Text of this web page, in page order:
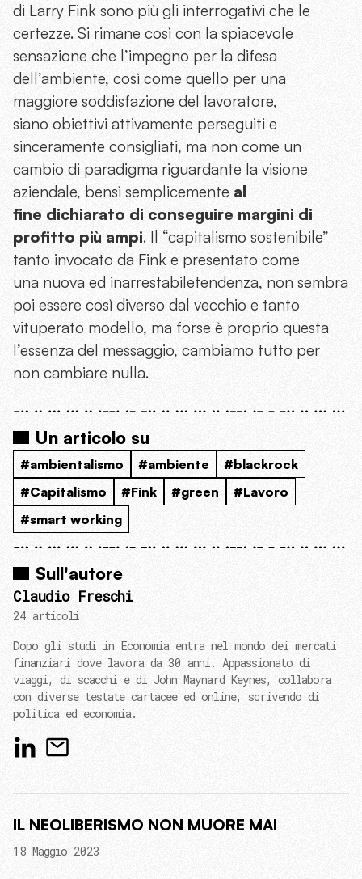
di Larry Fink sono più gli interrogativi che le
certezze. Si rimane così con la spiacevole
sensazione che l’impegno per la difesa
dell’ambiente, così come quello per una
maggiore soddisfazione del lavoratore,
siano obiettivi attivamente perseguiti e
sinceramente consigliati, ma non come un
cambio di paradigma riguardante la visione
aziendale, bensì semplicemente al
fine dichiarato di conseguire margini di
profitto più ampi. Il “capitalismo sostenibile”
tanto invocato da Fink e presentato come
una nuova ed inarrestabiletendenza, non sembra
poi essere così diverso dal vecchio e tanto
vituperato modello, ma forse è proprio questa
l’essenza del messaggio, cambiamo tutto per
non cambiare nulla.
Un articolo su
#ambientalismo #ambiente
#blackrock
#Capitalismo
#Fink #green
#Lavoro
#smart working
Sull'autore
Claudio Freschi
24 articoli
Dopo gli studi in Economia entra nel mondo dei mercati
finanziari dove lavora da 30 anni. Appassionato di
viaggi, di scacchi e di John Maynard Keynes, collabora
con diverse testate cartacee ed online, scrivendo di
politica ed economia.
IL NEOLIBERISMO NON MUORE MAI
18 Maggio 2023